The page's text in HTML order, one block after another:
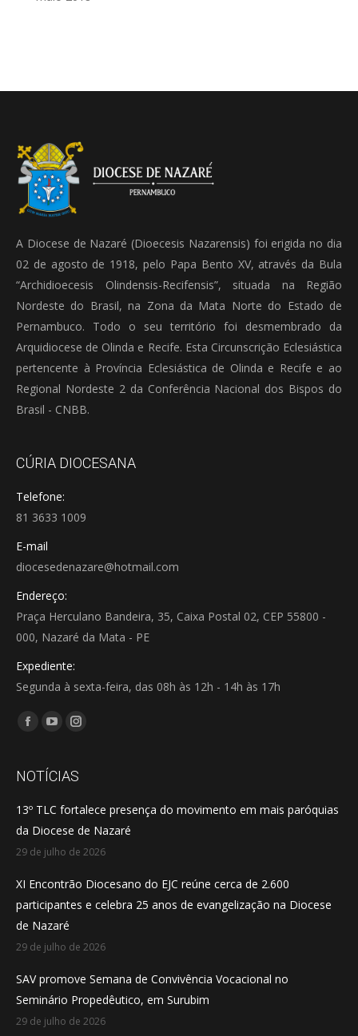
A Diocese de Nazaré (Dioecesis Nazarensis) foi erigida no dia
02 de agosto de 1918, pelo Papa Bento XV, através da Bula
“Archidioecesis Olindensis-Recifensis”, situada na Região
Nordeste do Brasil, na Zona da Mata Norte do Estado de
Pernambuco. Todo o seu território foi desmembrado da
Arquidiocese de Olinda e Recife. Esta Circunscrição Eclesiástica
pertencente à Província Eclesiástica de Olinda e Recife e ao
Regional Nordeste 2 da Conferência Nacional dos Bispos do
Brasil - CNBB.
CÚRIA DIOCESANA
Telefone:
81 3633 1009
E-mail
diocesedenazare@hotmail.com
Endereço:
Praça Herculano Bandeira, 35, Caixa Postal 02, CEP 55800 -
000, Nazaré da Mata - PE
Expediente:
Segunda à sexta-feira, das 08h às 12h - 14h às 17h
Encontre-nos em:
Facebook
opens
new
window
YouTube
opens
new
window
Instagram
opens
new
window
NOTÍCIAS
13º TLC fortalece presença do movimento em mais paróquias
da Diocese de Nazaré
29 de julho de 2026
XI Encontrão Diocesano do EJC reúne cerca de 2.600
participantes e celebra 25 anos de evangelização na Diocese
de Nazaré
29 de julho de 2026
SAV promove Semana de Convivência Vocacional no
Seminário Propedêutico, em Surubim
29 de julho de 2026